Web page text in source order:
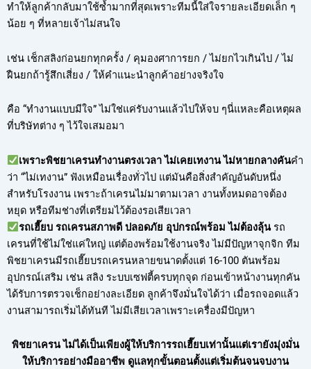
ทำให้ลูกค้ากลับมาใช้ซ้ำมากที่สุดเพราะทีมนี้ใส่ใจรายละเอียดเล็ก ๆ
น้อย ๆ ที่หลายเจ้าไม่สนใจ
เช่น เช็กสลิงก่อนยกทุกครั้ง / คุมองศาการยก / ไม่ยกไวเกินไป / ไม่
ฝืนยกถ้ารู้สึกเสี่ยง / ให้คำแนะนำลูกค้าอย่างจริงใจ
คือ “ทำงานแบบมีใจ” ไม่ใช่แค่รับงานแล้วไปให้จบ ๆนี่แหละคือเหตุผล
ที่บริษัทต่าง ๆ ไว้ใจเสมอมา
เพราะพิชยาเครนทำงานตรงเวลา ไม่เคยเทงาน ไม่หายกลางคันคำ
ว่า “ไม่เทงาน” ฟังเหมือนเรื่องทั่วไป แต่มันคือสิ่งสำคัญอันดับหนึ่ง
สำหรับโรงงาน เพราะถ้าเครนไม่มาตามเวลา งานทั้งหมดอาจต้อง
หยุด หรือทีมช่างที่เตรียมไว้ต้องรอเสียเวลา
รถเฮี๊ยบ รถเครนสภาพดี ปลอดภัย อุปกรณ์พร้อม ไม่ต้องลุ้นรถ
เครนที่ใช้ไม่ใช่แค่ใหญ่ แต่ต้องพร้อมใช้งานจริง ไม่มีปัญหาจุกจิก ทีม
พิชยาเครนมีรถเฮี๊ยบรถเครนหลายขนาดตั้งแต่ 16-100 ตันพร้อม
อุปกรณ์เสริม เช่น สลิง ระบบเซฟตี้ครบทุกจุด ก่อนเข้าหน้างานทุกคัน
ได้รับการตรวจเช็กอย่างละเอียด ลูกค้าจึงมั่นใจได้ว่า เมื่อรถจอดแล้ว
งานสามารถเริ่มได้ทันที ไม่มีเสียเวลาเพราะเครื่องมีปัญหา
พิชยาเครน ไม่ได้เป็นเพียงผู้ให้บริการรถเฮี๊ยบเท่านั้นแต่เรายังมุ่งมั่น
ให้บริการอย่างมืออาชีพ ดูแลทุกขั้นตอนตั้งแต่เริ่มต้นจนจบงาน